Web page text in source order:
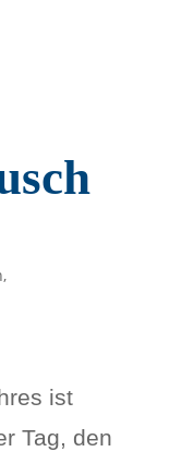
,
ist
Tag, den